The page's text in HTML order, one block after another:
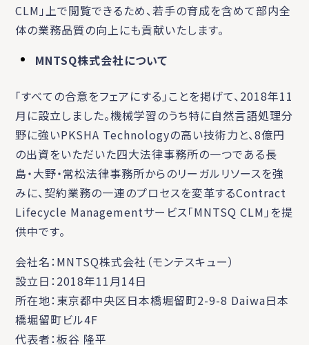
CLM」上で閲覧できるため、若手の育成を含めて部内全
体の業務品質の向上にも貢献いたします。
MNTSQ株式会社について
「すべての合意をフェアにする」ことを掲げて、2018年11
月に設立しました。機械学習のうち特に自然言語処理分
野に強いPKSHA Technologyの高い技術力と、8億円
の出資をいただいた四大法律事務所の一つである長
島・大野・常松法律事務所からのリーガルリソースを強
みに、契約業務の一連のプロセスを変革するContract
Lifecycle Managementサービス「MNTSQ CLM」を提
供中です。
会社名：MNTSQ株式会社（モンテスキュー）
設立日：2018年11月14日
所在地：東京都中央区日本橋堀留町2-9-8 Daiwa日本
橋堀留町ビル4F
代表者：板谷 隆平